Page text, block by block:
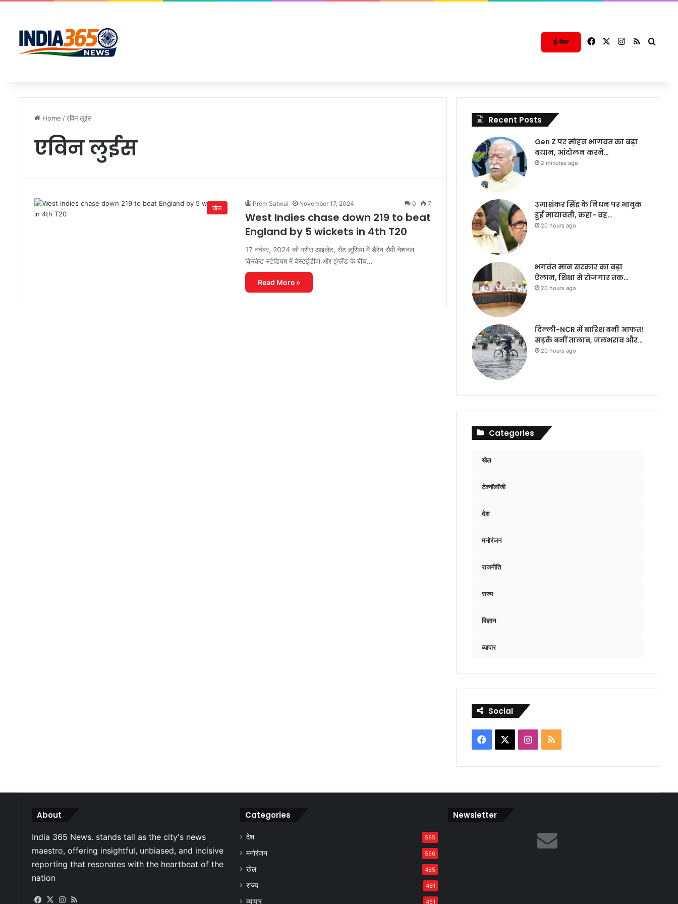
ई-पेपर FacebookInstagram
RSS
Home /एविन लुईस
एविन लुईस
खेल
Prem Satwal November 17, 2024 0 7
West Indies chase down 219 to beat
England by 5 wickets in 4th T20
17 नवंबर, 2024 को ग्रोस आइलेट, सेंट लूसिया में डैरेन सैमी नेशनल
क्रिकेट स्टेडियम में वेस्टइंडीज और इंग्लैंड के बीच…
Read More »
Recent Posts
Gen Z पर मोहन भागवत का बड़ा
बयान, आंदोलन करने…
2 minutes ago
उमाशंकर सिंह के निधन पर भावुक
हुईं मायावती, कहा- वह…
20 hours ago
भगवंत मान सरकार का बड़ा
ऐलान, शिक्षा से रोजगार तक…
20 hours ago
दिल्ली-NCR में बारिश बनी आफत!
सड़कें बनीं तालाब, जलभराव और…
20 hours ago
Categories
खेल
टेक्नॉलॉजी
देश
मनोरंजन
राजनीति
राज्य
विज्ञान
व्यापार
Social
Facebook Instagram
RSS
About
Facebook
X Instagram
Categories
देश 585
मनोरंजन 556
खेल 465
राज्य 461
व्यापार 451
Newsletter